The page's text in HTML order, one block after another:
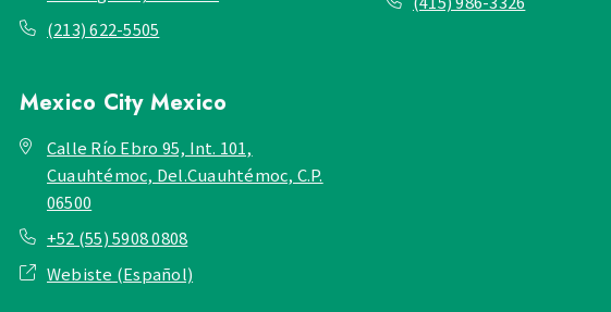
(213) 622-5505
Mexico City Mexico
Calle Río Ebro 95, Int. 101,
Cuauhtémoc, Del.Cuauhtémoc, C.P.
06500
+52 (55) 5908 0808
Webiste (Español)